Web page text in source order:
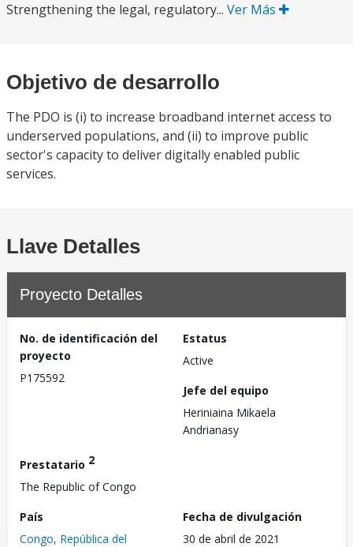
Strengthening the legal, regulatory... Ver Más
Objetivo de desarrollo
The PDO is (i) to increase broadband internet access to
underserved populations, and (ii) to improve public
sector's capacity to deliver digitally enabled public
services.
Llave Detalles
Proyecto Detalles
No. de identificación del
proyecto
P175592
Estatus
Active
Jefe del equipo
Heriniaina Mikaela
Andrianasy
Prestatario 2
The Republic of Congo
País
Congo, República del
Fecha de divulgación
30 de abril de 2021